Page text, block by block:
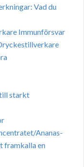
Vad du
Immunförsvar
starkt
Ananas-
framkalla en